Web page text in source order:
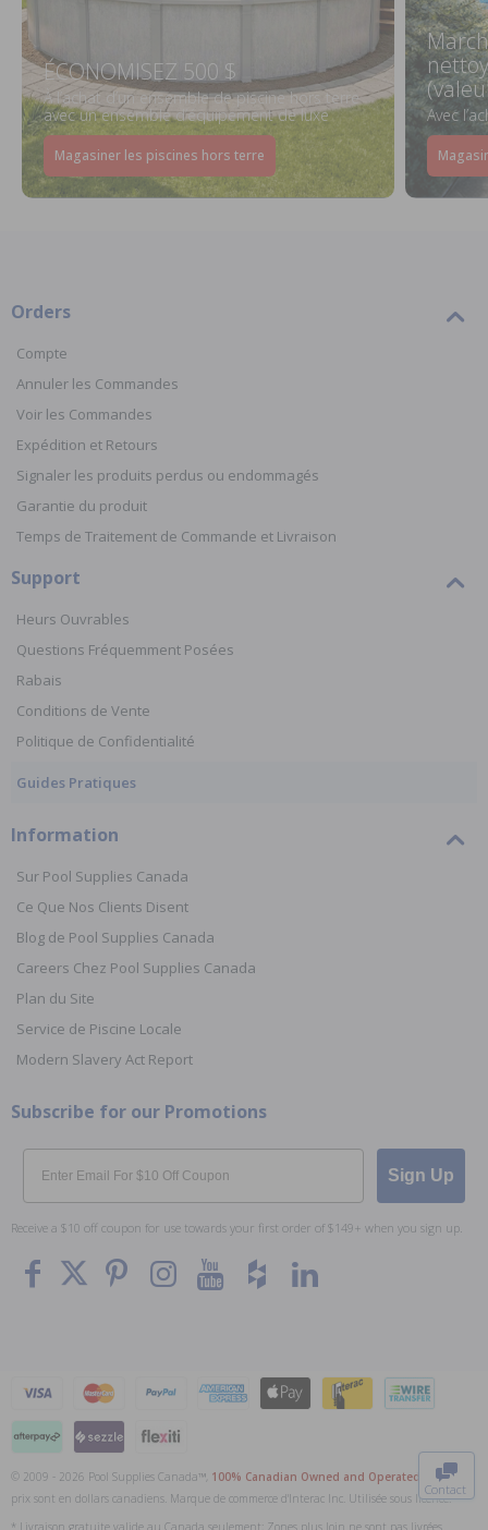
Contact
ÉCONOMISEZ 500 $
À l’achat d’un ensemble de piscine hors terre
avec un ensemble d’équipement de luxe
Magasiner les piscines hors terre
Avec
Orders
Compte
Annuler les Commandes
Voir les Commandes
Expédition et Retours
Signaler les produits perdus ou endommagés
Garantie du produit
Temps de Traitement de Commande et Livraison
Support
Heurs Ouvrables
Questions Fréquemment Posées
Rabais
Conditions de Vente
Politique de Confidentialité
Guides Pratiques
Information
Sur Pool Supplies Canada
Ce Que Nos Clients Disent
Blog de Pool Supplies Canada
Careers Chez Pool Supplies Canada
Plan du Site
Service de Piscine Locale
Modern Slavery Act Report
Subscribe for our Promotions
Email
Sign Up
Receive a $10 off coupon for use towards your first order of $149+ when you sign up.
© 2009 - 2026 Pool Supplies Canada™, 100% Canadian Owned and Operated
. Tous les
prix sont en dollars canadiens. Marque de commerce d'Interac Inc. Utilisée sous licence.
* Livraison gratuite valide au Canada seulement; Zones plus loin ne sont pas livrées